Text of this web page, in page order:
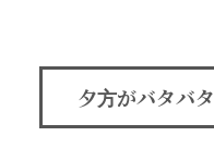
夕方がバタバ